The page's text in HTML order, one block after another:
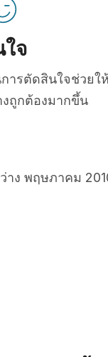
จ
ารตัดสินใจช่วยใ
ถูกต้องมากขึ้น
ง พฤษภาคม